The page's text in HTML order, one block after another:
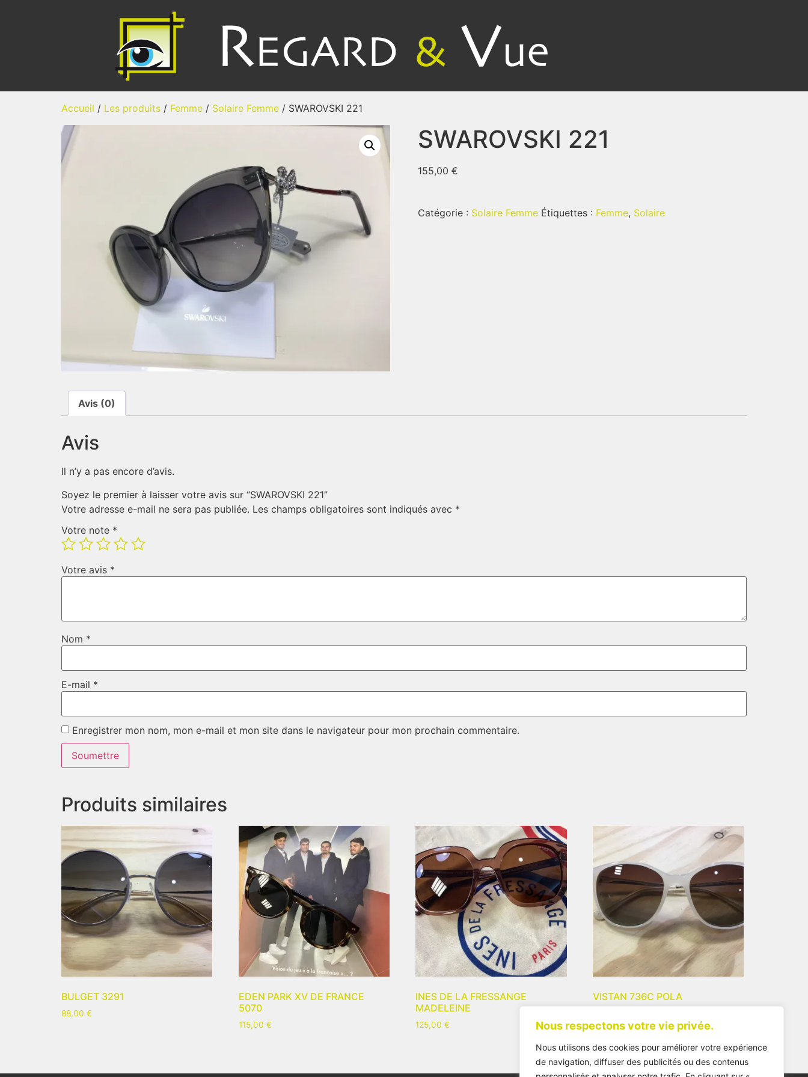
Nous respectons votre vie privée.
Nous utilisons des cookies pour améliorer votre expérience
de navigation, diffuser des publicités ou des contenus
Accueil / Les produits / Femme / Solaire Femme / SWAROVSKI 221
SWAROVSKI 221
155,00 €
Catégorie : Solaire Femme Étiquettes : Femme, Solaire
Avis (0)
Avis
Il n’y a pas encore d’avis.
Soyez le premier à laisser votre avis sur “SWAROVSKI 221”
Votre adresse e-mail ne sera pas publiée. Les champs obligatoires sont indiqués avec *
Votre note *
Votre avis *
Nom *
E-mail *
Enregistrer mon nom, mon e-mail et mon site dans le navigateur pour mon prochain commentaire.
Produits similaires
BULGET 3291
88,00 €
EDEN PARK XV DE FRANCE
5070
115,00 €
INES DE LA FRESSANGE
MADELEINE
125,00€
VISTAN 736C POLA